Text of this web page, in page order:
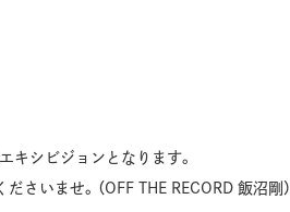
キシビジョンとなります。
いませ。（OFF THE RECORD 飯沼剛）